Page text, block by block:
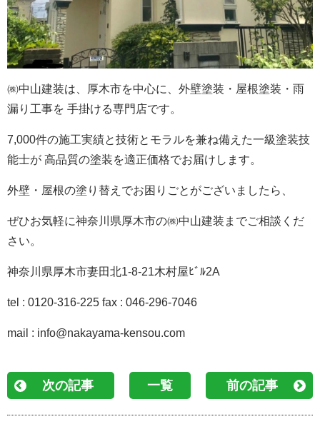
㈱中山建装は、厚木市を中心に、外壁塗装・屋根塗装・雨
漏り工事を 手掛ける専門店です。
7,000件の施工実績と技術とモラルを兼ね備えた一級塗装技
能士が 高品質の塗装を適正価格でお届けします。
外壁・屋根の塗り替えでお困りごとがございましたら、
ぜひお気軽に神奈川県厚木市の㈱中山建装までご相談くだ
さい。
神奈川県厚木市妻田北1-8-21木村屋ﾋﾞﾙ2A
tel : 0120-316-225 fax : 046-296-7046
mail : info@nakayama-kensou.com
次の記事 一覧 前の記事